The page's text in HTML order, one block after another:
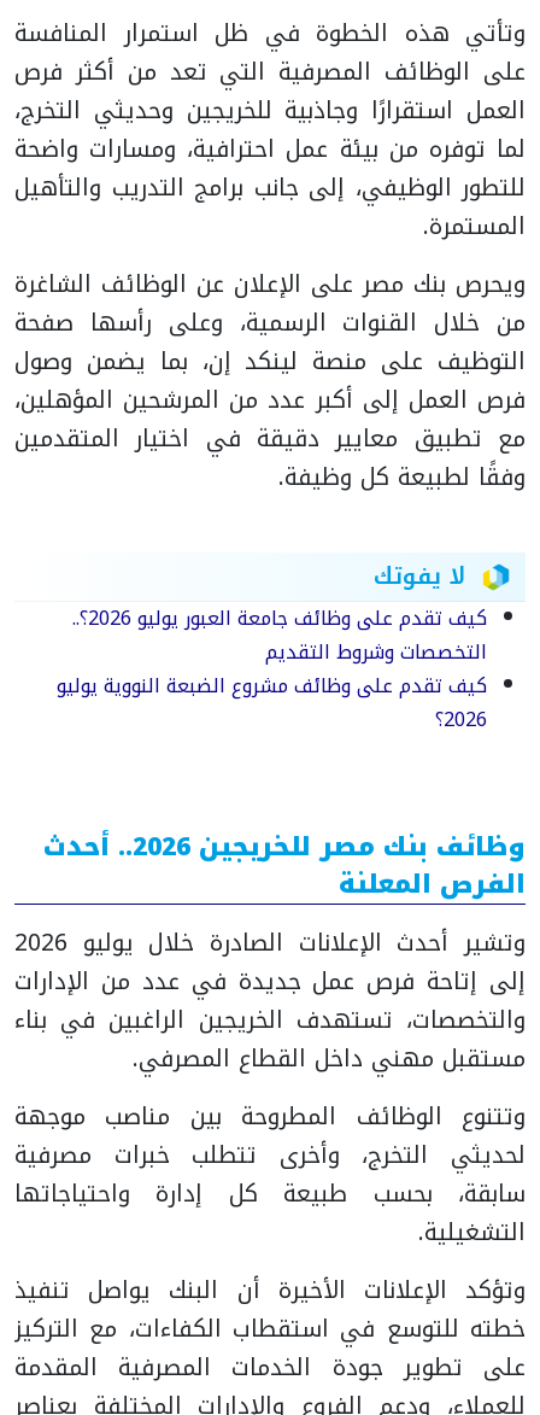
وتأتي هذه الخطوة في ظل استمرار المنافسة
على الوظائف المصرفية التي تعد من أكثر فرص
العمل استقرارًا وجاذبية للخريجين وحديثي التخرج،
لما توفره من بيئة عمل احترافية، ومسارات واضحة
للتطور الوظيفي، إلى جانب برامج التدريب والتأهيل
المستمرة.
ويحرص بنك مصر على الإعلان عن الوظائف الشاغرة
من خلال القنوات الرسمية، وعلى رأسها صفحة
التوظيف على منصة لينكد إن، بما يضمن وصول
فرص العمل إلى أكبر عدد من المرشحين المؤهلين،
مع تطبيق معايير دقيقة في اختيار المتقدمين
وفقًا لطبيعة كل وظيفة.
لا يفوتك
كيف تقدم على وظائف جامعة العبور يوليو 2026؟..
التخصصات وشروط التقديم
كيف تقدم على وظائف مشروع الضبعة النووية يوليو
2026؟
وظائف بنك مصر للخريجين 2026.. أحدث
الفرص المعلنة
وتشير أحدث الإعلانات الصادرة خلال يوليو 2026
إلى إتاحة فرص عمل جديدة في عدد من الإدارات
والتخصصات، تستهدف الخريجين الراغبين في بناء
مستقبل مهني داخل القطاع المصرفي.
وتتنوع الوظائف المطروحة بين مناصب موجهة
لحديثي التخرج، وأخرى تتطلب خبرات مصرفية
سابقة، بحسب طبيعة كل إدارة واحتياجاتها
التشغيلية.
وتؤكد الإعلانات الأخيرة أن البنك يواصل تنفيذ
خطته للتوسع في استقطاب الكفاءات، مع التركيز
على تطوير جودة الخدمات المصرفية المقدمة